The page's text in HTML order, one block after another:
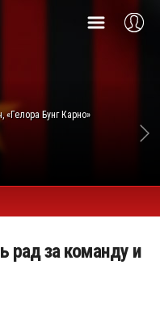
«Гелора Бунг Карно»
рад за команду и